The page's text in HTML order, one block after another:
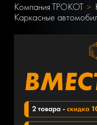
Компания ТРОКОТ
Каркасные